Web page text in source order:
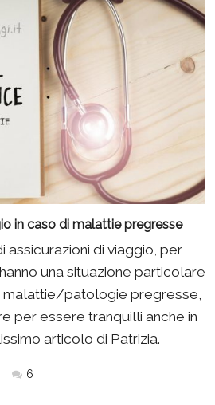
in caso di malattie pregresse
assicurazioni di viaggio, per
una situazione particolare
malattie/patologie pregresse,
per essere tranquilli anche in
articolo di Patrizia.
6